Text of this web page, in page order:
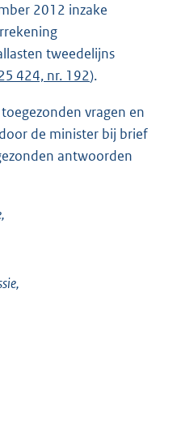
2012 inzake
tweedelijns
424, nr. 192).
vragen en
de minister bij brief
antwoorden